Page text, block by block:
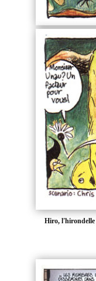
Hiro, l'hirondelle